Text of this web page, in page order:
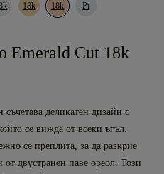
18k 18k Pt
Emerald Cut 18k
деликатен дизайн с
се вижда от всеки ъгъл.
се преплита, за да разкрие
двустранен паве ореол. Този